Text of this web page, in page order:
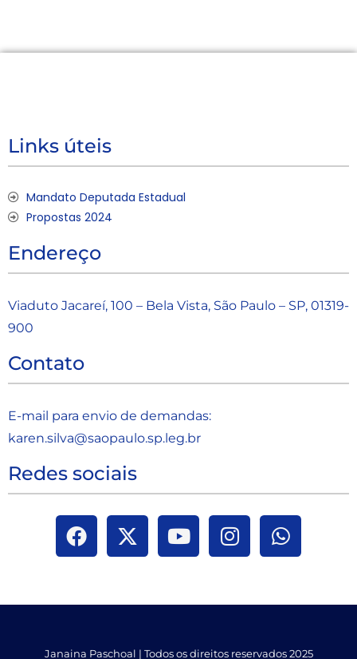
Links úteis
Mandato Deputada Estadual
Propostas 2024
Endereço
Viaduto Jacareí, 100 – Bela Vista, São Paulo – SP, 01319-
900
Contato
E-mail para envio de demandas:
karen.silva@saopaulo.sp.leg.br
Redes sociais
Janaina Paschoal | Todos os direitos reservados 2025